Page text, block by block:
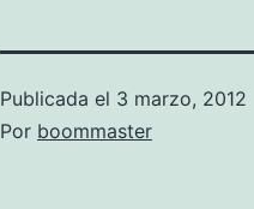
Publicada el 3 marzo, 2012
Por boommaster